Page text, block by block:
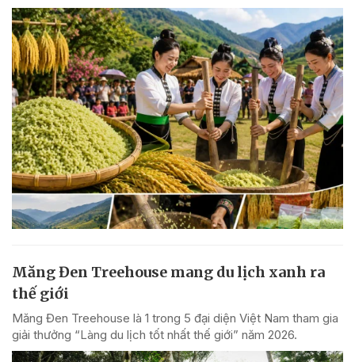
Măng Đen Treehouse mang du lịch xanh ra
thế giới
Măng Đen Treehouse là 1 trong 5 đại diện Việt Nam tham gia
giải thưởng “Làng du lịch tốt nhất thế giới” năm 2026.